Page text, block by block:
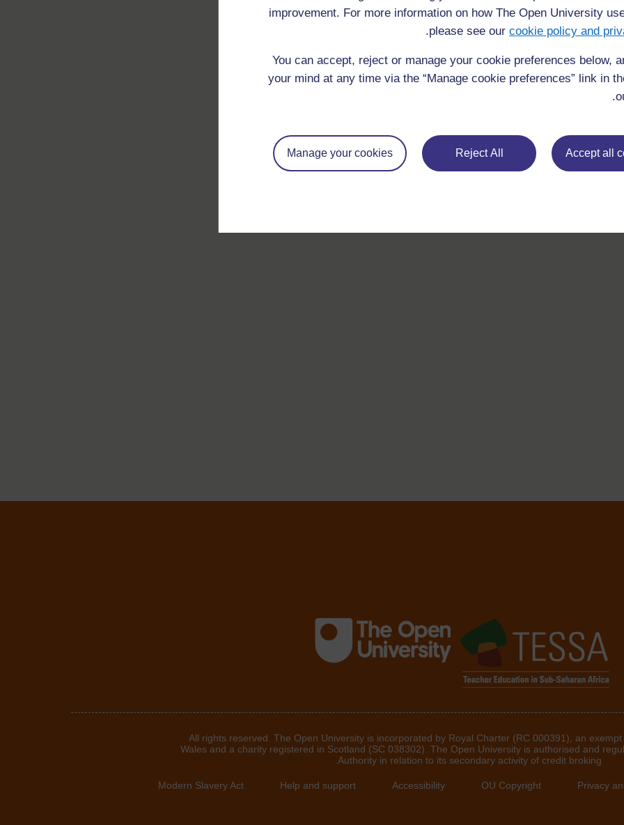
improvement. For more information on how The Open University
please see our cookie policy and
.
You can accept, reject or manage your cookie preferences below,
your mind at any time via the “Manage cookie preferences” link in
Accept all
Reject All
Manage your cookies
©2024. All rights reserved. The Open University is incorporated by Royal Charter (RC 000391), an
Wales and a charity registered in Scotland (SC 038302). The Open University is authorised and
Authority in relation to its secondary activity of credit broking.
Privacy
OU Copyright
Accessibility
Help and support
Modern Slavery Act